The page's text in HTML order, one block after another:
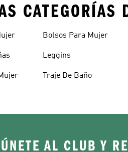
CATEGORÍAS
Bolsos Para Mujer
Leggins
Traje De Baño
ÚNETE AL CLUB Y